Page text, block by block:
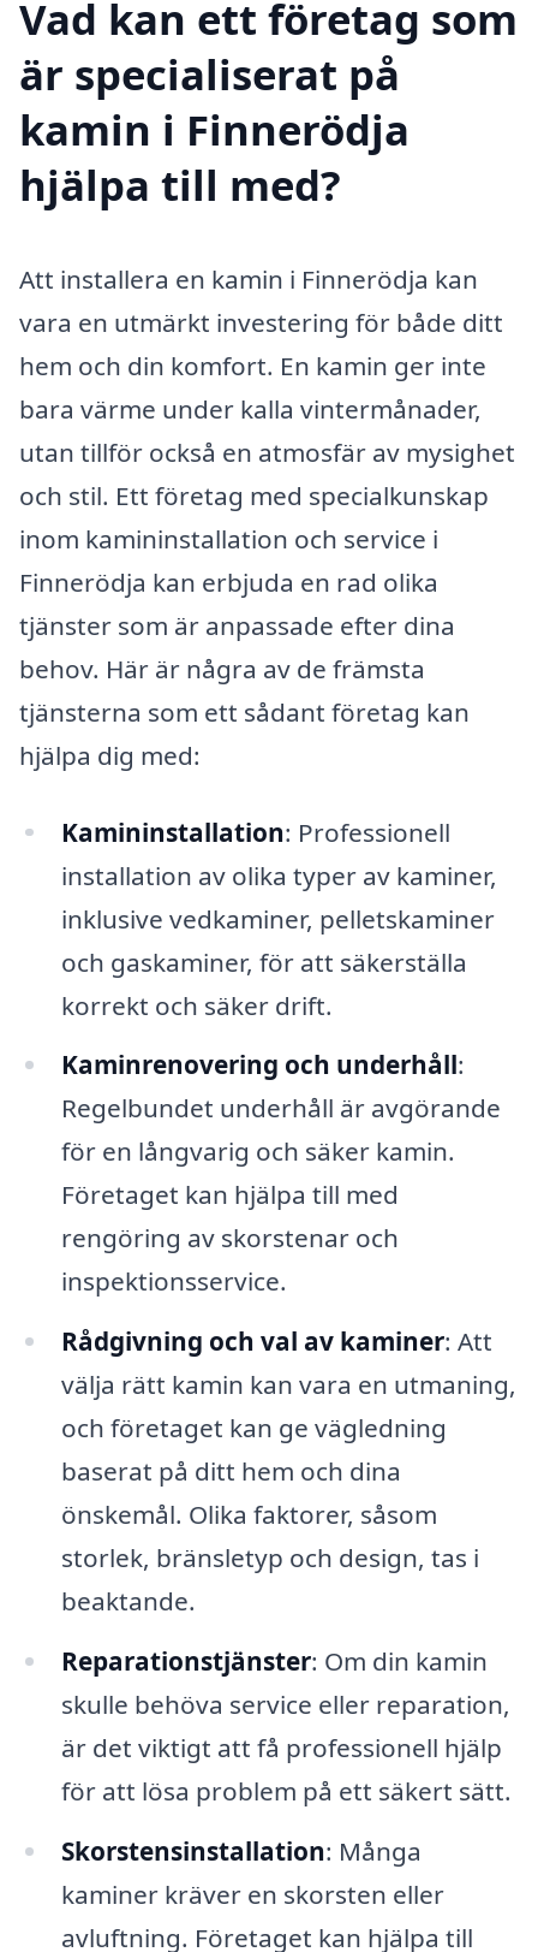
Vad kan ett företag som
är specialiserat på
kamin i Finnerödja
hjälpa till med?
Att installera en kamin i Finnerödja kan
vara en utmärkt investering för både ditt
hem och din komfort. En kamin ger inte
bara värme under kalla vintermånader,
utan tillför också en atmosfär av mysighet
och stil. Ett företag med specialkunskap
inom kamininstallation och service i
Finnerödja kan erbjuda en rad olika
tjänster som är anpassade efter dina
behov. Här är några av de främsta
tjänsterna som ett sådant företag kan
hjälpa dig med:
Kamininstallation: Professionell
installation av olika typer av kaminer,
inklusive vedkaminer, pelletskaminer
och gaskaminer, för att säkerställa
korrekt och säker drift.
Kaminrenovering och underhåll:
Regelbundet underhåll är avgörande
för en långvarig och säker kamin.
Företaget kan hjälpa till med
rengöring av skorstenar och
inspektionsservice.
Rådgivning och val av kaminer: Att
välja rätt kamin kan vara en utmaning,
och företaget kan ge vägledning
baserat på ditt hem och dina
önskemål. Olika faktorer, såsom
storlek, bränsletyp och design, tas i
beaktande.
Reparationstjänster: Om din kamin
skulle behöva service eller reparation,
är det viktigt att få professionell hjälp
för att lösa problem på ett säkert sätt.
Skorstensinstallation: Många
kaminer kräver en skorsten eller
avluftning. Företaget kan hjälpa till